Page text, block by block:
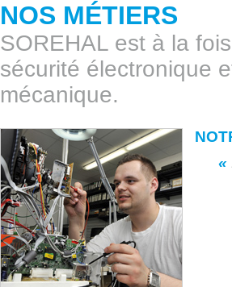
NOS MÉTIERS
SOREHAL est à la
sécurité électronique
mécanique.
«